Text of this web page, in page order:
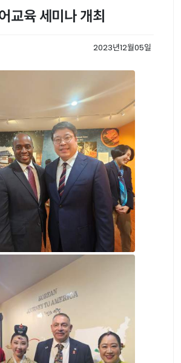
교육 세미나 개최
2023년12월05일